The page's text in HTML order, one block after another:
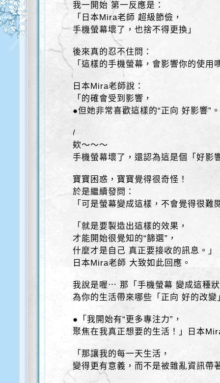
我一開始 第一反應是：
「日本Mira老師 超級節儉，
手機螢幕壞了，也捨不得更換」
後來真的忍不住問：
「這樣的手機螢幕，會影響你的使用
日本Mira老師說：
「的確會受到影響，
●但她非常喜歡這樣的“正向 好影響”
/
欸～～～
手機螢幕壞了，還認為這是個「好影
寶寶困惑，寶寶覺得很奇怪！
於是繼續發問：
「可是螢幕變成這樣，不會覺得很難
「就是要製造出這樣的效果，
才能開始很覺知的“篩選”，
什麼才是自己 真正要接收的訊息。」
日本Mira老師 大致如此回應。
我說是喔⋯ 那「手機螢幕 變成這種
為你的生活帶來哪些「正向 好的改變
●「我開始有“更多專注力”，
聚焦在我真正想要的生活！」日本
「那讓我的每一天生活，
變得更有意義，而不是被雜亂資訊帶